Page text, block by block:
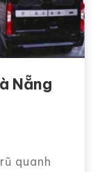
Nẵng
quanh